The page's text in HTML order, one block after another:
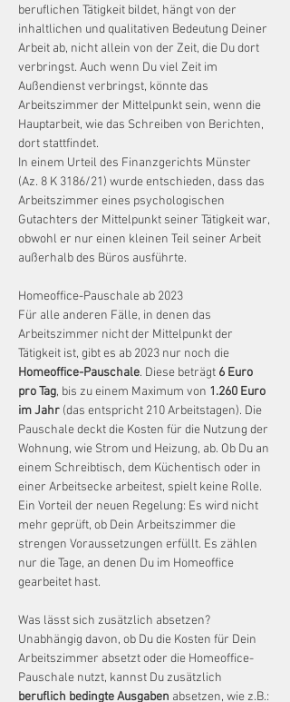
beruflichen Tätigkeit bildet, hängt von der
inhaltlichen und qualitativen Bedeutung Deiner
Arbeit ab, nicht allein von der Zeit, die Du dort
verbringst. Auch wenn Du viel Zeit im
Außendienst verbringst, könnte das
Arbeitszimmer der Mittelpunkt sein, wenn die
Hauptarbeit, wie das Schreiben von Berichten,
dort stattfindet.
In einem Urteil des Finanzgerichts Münster
(Az. 8 K 3186/21) wurde entschieden, dass das
Arbeitszimmer eines psychologischen
Gutachters der Mittelpunkt seiner Tätigkeit war,
obwohl er nur einen kleinen Teil seiner Arbeit
außerhalb des Büros ausführte.
Homeoffice-Pauschale ab 2023
Für alle anderen Fälle, in denen das
Arbeitszimmer nicht der Mittelpunkt der
Tätigkeit ist, gibt es ab 2023 nur noch die
Homeoffice-Pauschale. Diese beträgt 6 Euro
pro Tag, bis zu einem Maximum von 1.260 Euro
im Jahr (das entspricht 210 Arbeitstagen). Die
Pauschale deckt die Kosten für die Nutzung der
Wohnung, wie Strom und Heizung, ab. Ob Du an
einem Schreibtisch, dem Küchentisch oder in
einer Arbeitsecke arbeitest, spielt keine Rolle.
Ein Vorteil der neuen Regelung: Es wird nicht
mehr geprüft, ob Dein Arbeitszimmer die
strengen Voraussetzungen erfüllt. Es zählen
nur die Tage, an denen Du im Homeoffice
gearbeitet hast.
Was lässt sich zusätzlich absetzen?
Unabhängig davon, ob Du die Kosten für Dein
Arbeitszimmer absetzt oder die Homeoffice-
Pauschale nutzt, kannst Du zusätzlich
beruflich bedingte Ausgaben absetzen, wie z.B.: